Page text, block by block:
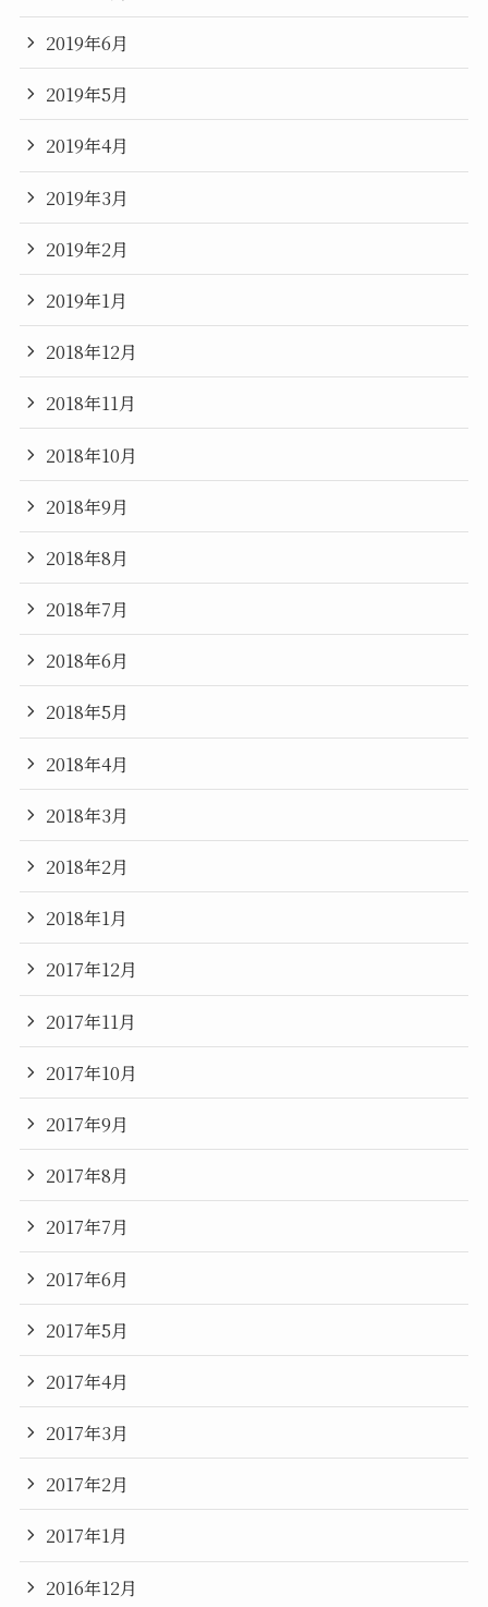
2019年6月
2019年5月
2019年4月
2019年3月
2019年2月
2019年1月
2018年12月
2018年11月
2018年10月
2018年9月
2018年8月
2018年7月
2018年6月
2018年5月
2018年4月
2018年3月
2018年2月
2018年1月
2017年12月
2017年11月
2017年10月
2017年9月
2017年8月
2017年7月
2017年6月
2017年5月
2017年4月
2017年3月
2017年2月
2017年1月
2016年12月